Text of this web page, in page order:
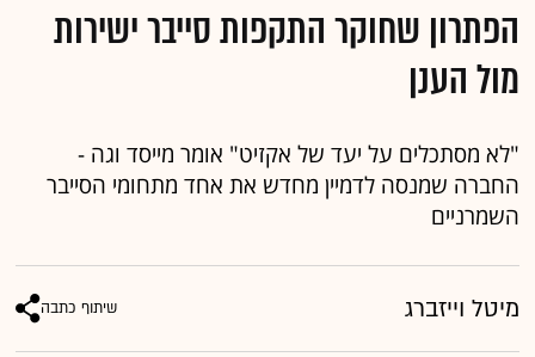
הפתרון שחוקר התקפות סייבר ישירות
מול הענן
"לא מסתכלים על יעד של אקזיט" אומר מייסד וגה -
החברה שמנסה לדמיין מחדש את אחד מתחומי הסייבר
השמרניים
מיטל וייזברג שיתוף כתבה